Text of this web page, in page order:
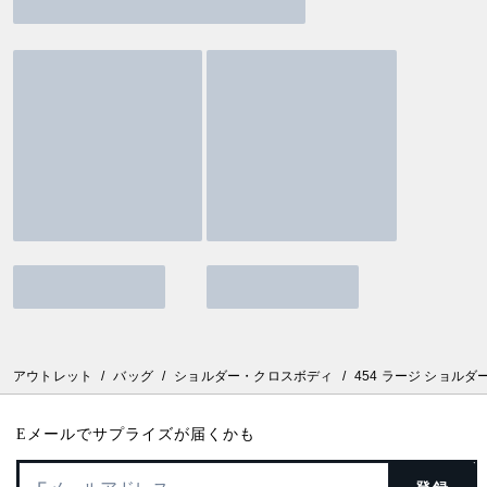
アウトレット / バッグ / ショルダー・クロスボディ / 454 ラージ ショルダ
Eメールでサプライズが届くかも